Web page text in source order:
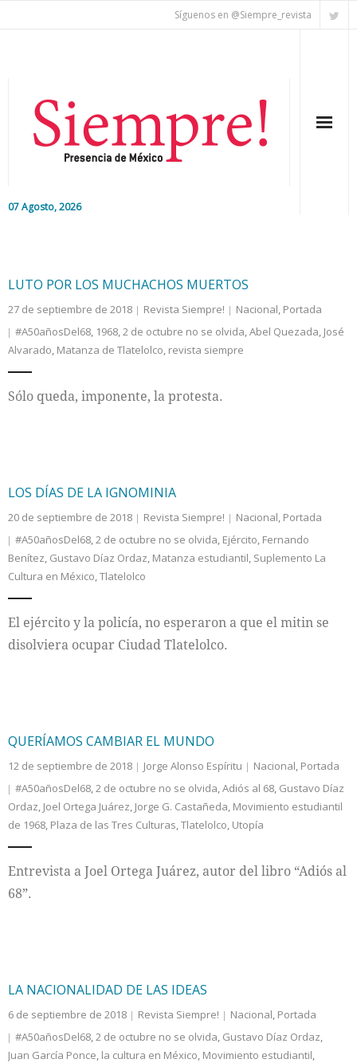
Síguenos en @Siempre_revista
07 Agosto, 2026
Nacional
Colaboradores
Internacional
LUTO POR LOS MUCHACHOS MUERTOS
27 de septiembre de 2018 Revista Siempre! Nacional, Portada
#A50añosDel68, 1968,2 de octubre no se olvida,Abel Quezada, José
Alvarado, Matanza de Tlatelolco, revista siempre
Sólo queda, imponente, la protesta.
LOS DÍAS DE LA IGNOMINIA
20 de septiembre de 2018 Revista Siempre! Nacional, Portada
#A50añosDel68,2 de octubre no se olvida, Ejército, Fernando
Benítez, Gustavo Díaz Ordaz, Matanza estudiantil, Suplemento La
Cultura en México,Tlatelolco
El ejército y la policía, no esperaron a que el mitin se
disolviera ocupar Ciudad Tlatelolco.
QUERÍAMOS CAMBIAR EL MUNDO
12 de septiembre de 2018 Jorge Alonso Espíritu Nacional, Portada
#A50añosDel68,2 de octubre no se olvida,Adiós al 68, Gustavo Díaz
Ordaz, Joel Ortega Juárez, Jorge G. Castañeda, Movimiento estudiantil
de 1968, Plaza de las Tres Culturas,Tlatelolco, Utopía
Entrevista a Joel Ortega Juárez, autor del libro “Adiós al
68”.
LA NACIONALIDAD DE LAS IDEAS
6 de septiembre de 2018 Revista Siempre! Nacional, Portada
#A50añosDel68,2 de octubre no se olvida, Gustavo Díaz Ordaz,
Juan García Ponce, la cultura en México, Movimiento estudiantil,